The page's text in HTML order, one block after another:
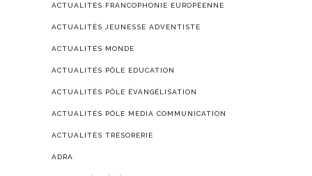
ACTUALITÉS FRANCOPHONIE EUROPÉENNE
ACTUALITÉS JEUNESSE ADVENTISTE
ACTUALITÉS MONDE
ACTUALITÉS PÔLE EDUCATION
ACTUALITÉS PÔLE ÉVANGÉLISATION
ACTUALITÉS PÔLE MEDIA COMMUNICATION
ACTUALITÉS TRÉSORERIE
ADRA